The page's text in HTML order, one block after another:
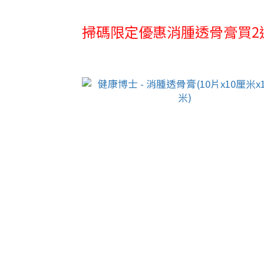
掃碼限定優惠消腫透骨膏買2